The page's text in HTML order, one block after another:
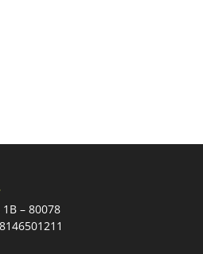
– 80078